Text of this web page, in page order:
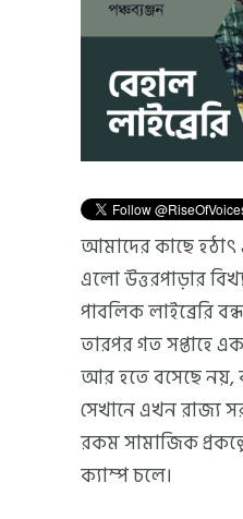
আমাদের কাছে
এলো উত্তরপাড়ার
পাবলিক লাইব্রেরি
তারপর গত সপ্তাহে
আর হতে বসেছে নয়,
সেখানে এখন রাজ্য
রকম সামাজিক
ক্যাম্প চলে।